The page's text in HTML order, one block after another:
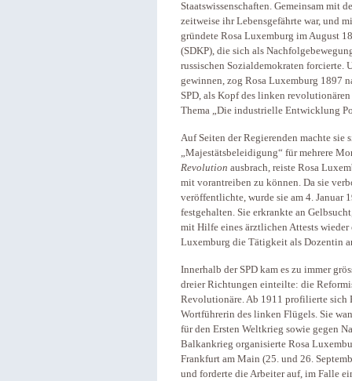
Staatswissenschaften. Gemeinsam mit
zeitweise ihr Lebensgefährte war, und
gründete Rosa Luxemburg im August
(SDKP), die sich als
russischen Sozialdemokraten forcierte.
gewinnen, zog Rosa Luxemburg 1897
SPD, als Kopf des linken
Thema „Die industrielle Entwicklung
Auf Seiten der Regierenden machte sie
„Majestätsbeleidigung“ für mehrere
Revolution ausbrach, reiste Rosa
mit vorantreiben zu können. Da sie
veröffentlichte, wurde sie am 4. Januar
festgehalten. Sie erkrankte an
mit Hilfe eines ärztlichen Attests wieder
Luxemburg die Tätigkeit als Dozentin
Innerhalb der SPD kam es zu immer
dreier Richtungen einteilte: die
Revolutionäre. Ab 1911 profilierte sich
Wortführerin des linken Flügels. Sie
für den Ersten Weltkrieg sowie gegen
Balkankrieg organisierte Rosa
Frankfurt am Main (25. und 26.
und forderte die Arbeiter auf, im Falle